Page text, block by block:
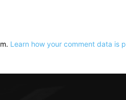
Learn how your comment data is